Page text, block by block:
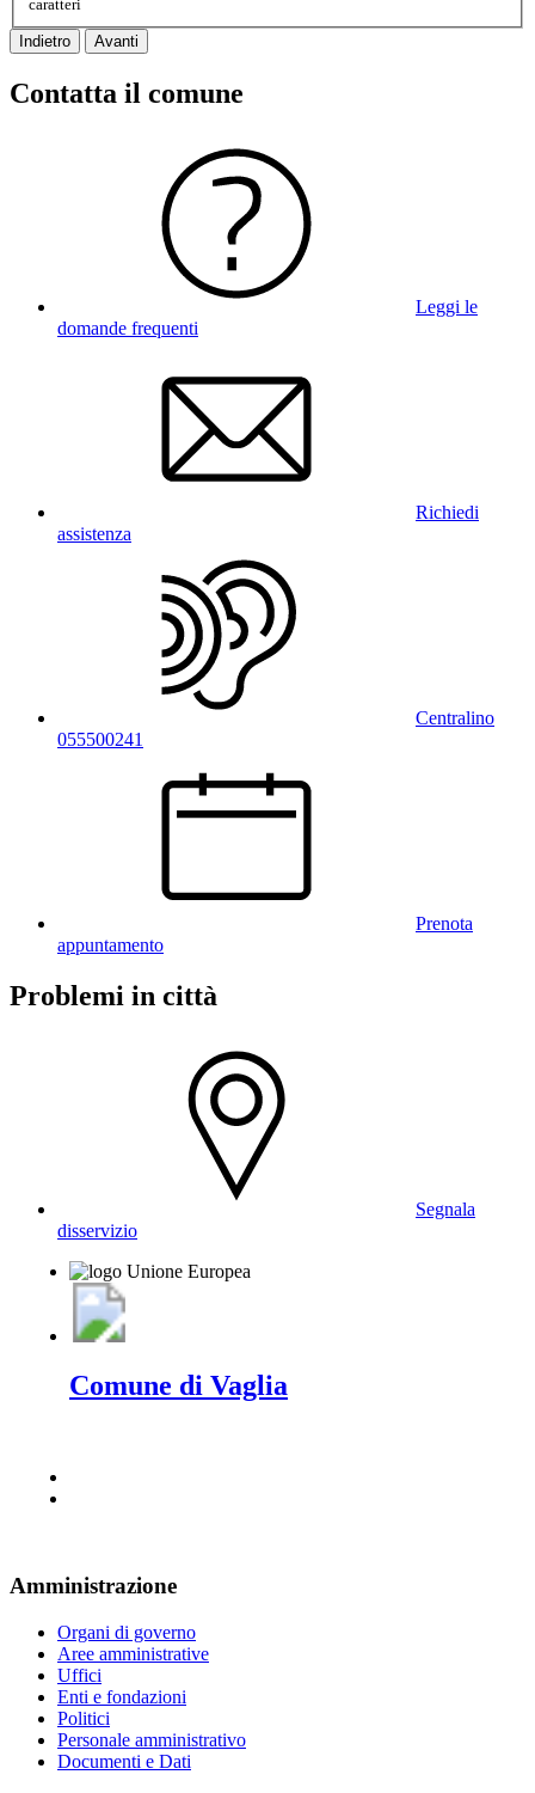
caratteri
Indietro Avanti
Contatta il comune
Leggi le
domande frequenti
Richiedi
assistenza
Centralino
055500241
Prenota
appuntamento
Problemi in città
Segnala
disservizio
Comune di Vaglia
Amministrazione
Organi di governo
Aree amministrative
Uffici
Enti e fondazioni
Politici
Personale amministrativo
Documenti e Dati